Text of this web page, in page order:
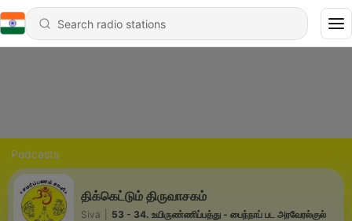
Podcasts
திக்கெட்டும் திருவாசகம்
Siva 53 - 34. உயிருண்ணிப்பத்து - பைந்நாப் பட அரவேரல்குல்